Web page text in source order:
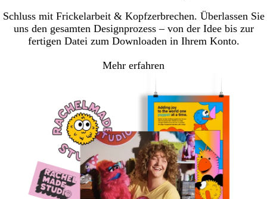
Schluss mit Frickelarbeit & Kopfzerbrechen. Überlassen Sie
uns den gesamten Designprozess – von der Idee bis zur
fertigen Datei zum Downloaden in Ihrem Konto.
Mehr erfahren